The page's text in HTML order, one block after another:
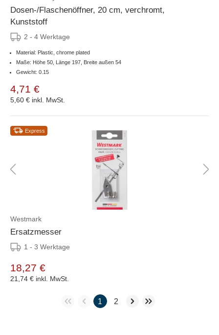
Dosen-/Flaschenöffner, 20 cm, verchromt,
Kunststoff
2 - 4 Werktage
Material: Plastic, chrome plated
Maße: Höhe 50, Länge 197, Breite außen 54
Gewicht: 0.15
4,71 €
5,60 € inkl. MwSt.
Express
Westmark
Ersatzmesser
1 - 3 Werktage
18,27 €
21,74 € inkl. MwSt.
1 2